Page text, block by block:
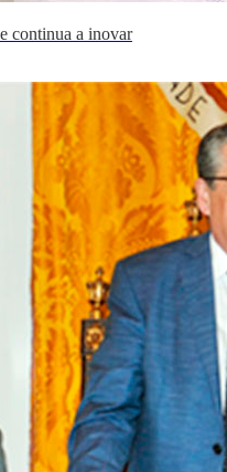
continua a inovar